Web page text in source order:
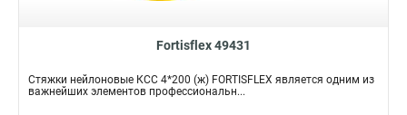
Fortisflex 49431
Стяжки нейлоновые КСС 4*200 (ж) FORTISFLEX является одним из
важнейших элементов профессиональн...